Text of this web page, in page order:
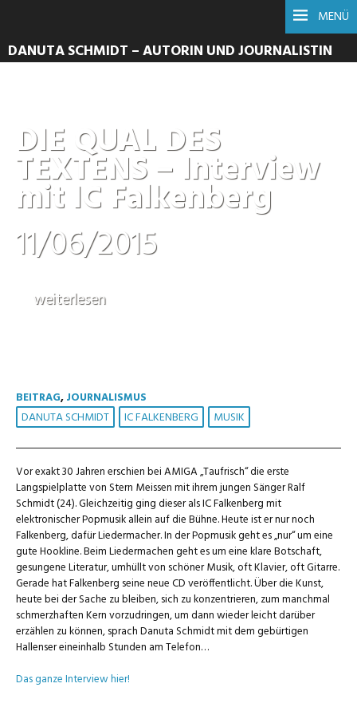
MENÜ
DANUTA SCHMIDT – AUTORIN UND JOURNALISTIN
DIE QUAL DES
TEXTENS – Interview
mit IC Falkenberg
11/06/2015
weiterlesen
BEITRAG,JOURNALISMUS
DANUTA SCHMIDT IC FALKENBERG MUSIK
Vor exakt 30 Jahren erschien bei AMIGA „Taufrisch“ die erste
Langspielplatte von Stern Meissen mit ihrem jungen Sänger Ralf
Schmidt (24). Gleichzeitig ging dieser als IC Falkenberg mit
elektronischer Popmusik allein auf die Bühne. Heute ist er nur noch
Falkenberg, dafür Liedermacher. In der Popmusik geht es „nur“ um eine
gute Hookline. Beim Liedermachen geht es um eine klare Botschaft,
gesungene Literatur, umhüllt von schöner Musik, oft Klavier, oft Gitarre.
Gerade hat Falkenberg seine neue CD veröffentlicht. Über die Kunst,
heute bei der Sache zu bleiben, sich zu konzentrieren, zum manchmal
schmerzhaften Kern vorzudringen, um dann wieder leicht darüber
erzählen zu können, sprach Danuta Schmidt mit dem gebürtigen
Hallenser eineinhalb Stunden am Telefon…
Das ganze Interview hier!